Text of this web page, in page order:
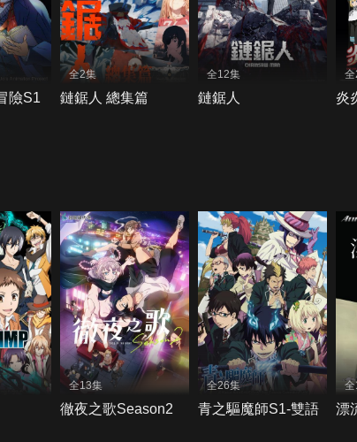
險S1
全2集
鏈鋸人 總集篇
全12集
鏈鋸人 炎
全13集
徹夜之歌Season2
全26集
青之驅魔師S1-雙語 漂